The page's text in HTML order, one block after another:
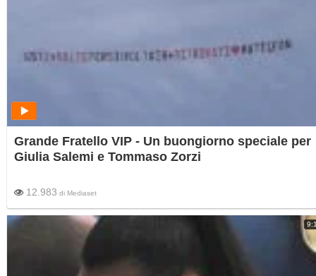
Grande Fratello VIP - Un buongiorno speciale per
Giulia Salemi e Tommaso Zorzi
12.983 di Mediaset